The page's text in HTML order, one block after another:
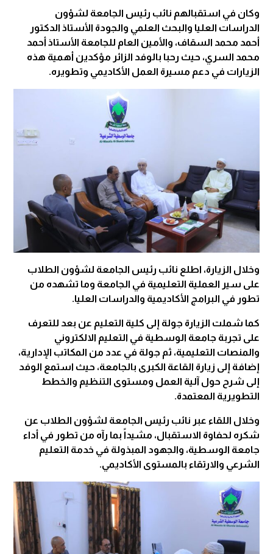
وكان في استقبالهم نائب رئيس الجامعة لشؤون
الدراسات العليا والبحث العلمي والجودة الأستاذ الدكتور
أحمد محمد السقاف، والأمين العام للجامعة الأستاذ أحمد
محمد السري، حيث رحبا بالوفد الزائر مؤكدين أهمية هذه
الزيارات في دعم مسيرة العمل الأكاديمي وتطويره.
وخلال الزيارة، اطلع نائب رئيس الجامعة لشؤون الطلاب
على سير العملية التعليمية في الجامعة وما تشهده من
تطور في البرامج الأكاديمية والدراسات العليا.
كما شملت الزيارة جولة إلى كلية التعليم عن بعد للتعرف
على تجربة جامعة الوسطية في التعليم الالكتروني
والمنصات التعليمية، ثم جولة في عدد من المكاتب الإدارية،
إضافة إلى زيارة القاعة الكبرى بالجامعة، حيث استمع الوفد
إلى شرح حول آلية العمل ومستوى التنظيم والخطط
التطويرية المعتمدة.
وخلال اللقاء عبر نائب رئيس الجامعة لشؤون الطلاب عن
شكره لحفاوة الاستقبال، مشيداً بما رآه من تطور في أداء
جامعة الوسطية، والجهود المبذولة في خدمة التعليم
الشرعي والارتقاء بالمستوى الأكاديمي.